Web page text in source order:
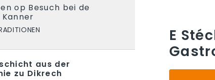
op Besuch bei de
aus der
zu Dikrech
E